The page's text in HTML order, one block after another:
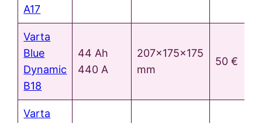
A17
Varta
Blue
Dynamic
B18
44 Ah
440 A
207x175x175
mm
50 €
Varta